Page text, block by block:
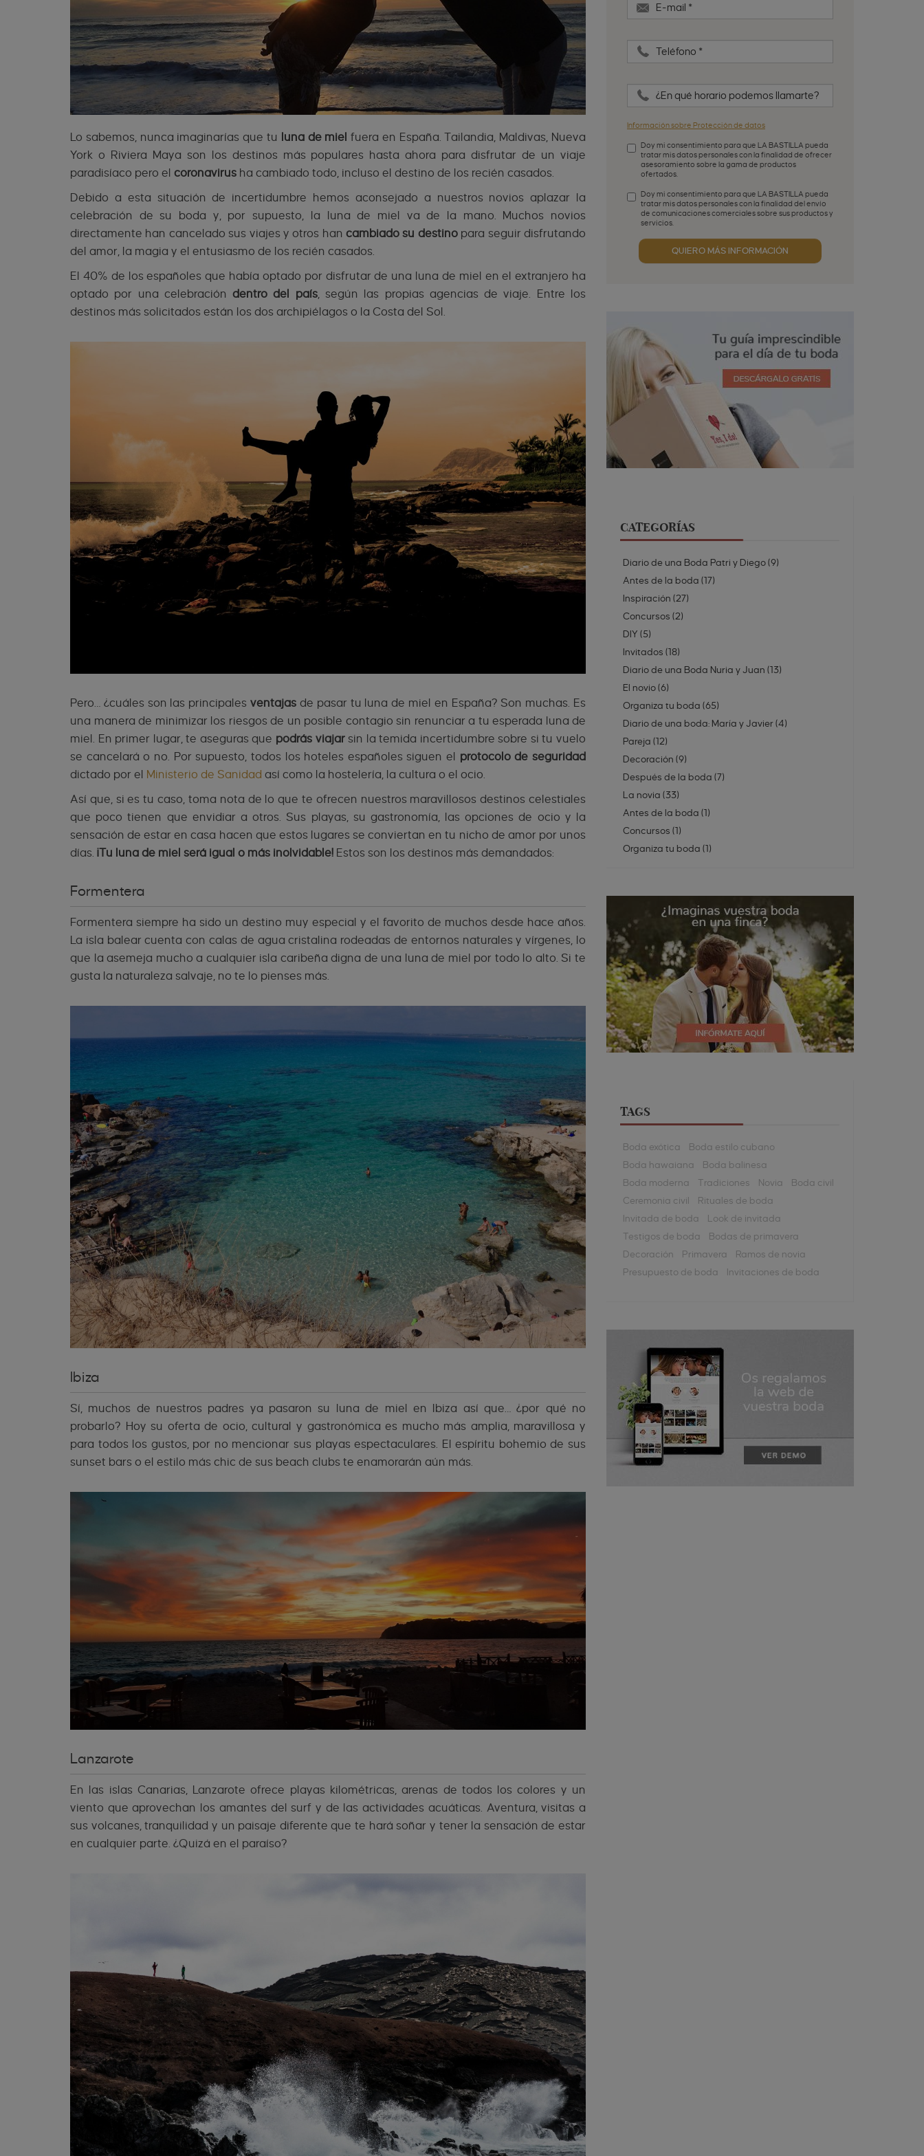
Lo sabemos, nunca imaginarías que tu luna de miel fuera en España. Tailandia, Maldivas, Nueva
York o Riviera Maya son los destinos más populares hasta ahora para disfrutar de un viaje
paradisíaco pero el coronavirus ha cambiado todo, incluso el destino de los recién casados.
Debido a esta situación de incertidumbre hemos aconsejado a nuestros novios aplazar la
celebración de su boda y, por supuesto, la luna de miel va de la mano. Muchos novios
directamente han cancelado sus viajes y otros hancambiado su destinopara seguir disfrutando
del amor, la magia y el entusiasmo de los recién casados.
El 40% de los españoles que había optado por disfrutar de una luna de miel en el extranjero ha
optado por una celebracióndentro del país, según las propias agencias de viaje. Entre los
destinos más solicitados están los dos archipiélagos o la Costa del Sol.
Pero… ¿cuáles son las principalesventajas de pasar tu luna de miel en España? Son muchas. Es
una manera de minimizar los riesgos de un posible contagio sin renunciar a tu esperada luna de
miel. En primer lugar, te aseguras que podrás viajarsin la temida incertidumbre sobre si tu vuelo
se cancelará o no. Por supuesto, todos los hoteles españoles siguen el protocolo de seguridad
dictado por el Ministerio de Sanidad así como la hostelería, la cultura o el ocio.
Así que, si es tu caso, toma nota de lo que te ofrecen nuestros maravillosos destinos celestiales
que poco tienen que envidiar a otros. Sus playas, su gastronomía, las opciones de ocio y la
sensación de estar en casa hacen que estos lugares se conviertan en tu nicho de amor por unos
días. ¡Tu luna de miel será igual o más inolvidable! Estos son los destinos más demandados:
Formentera
Formentera siempre ha sido un destino muy especial y el favorito de muchos desde hace años.
La isla balear cuenta con calas de agua cristalina rodeadas de entornos naturales y vírgenes, lo
que la asemeja mucho a cualquier isla caribeña digna de una luna de miel por todo lo alto. Si te
gusta la naturaleza salvaje, no te lo pienses más.
Ibiza
Sí, muchos de nuestros padres ya pasaron su luna de miel en Ibiza así que… ¿por qué no
probarlo? Hoy su oferta de ocio, cultural y gastronómica es mucho más amplia, maravillosa y
para todos los gustos, por no mencionar sus playas espectaculares. El espíritu bohemio de sus
sunset bars o el estilo más chic de sus beach clubs te enamorarán aún más.
Lanzarote
En las islas Canarias, Lanzarote ofrece playas kilométricas, arenas de todos los colores y un
viento que aprovechan los amantes del surf y de las actividades acuáticas. Aventura, visitas a
sus volcanes, tranquilidad y un paisaje diferente que te hará soñar y tener la sensación de estar
en cualquier parte. ¿Quizá en el paraíso?
E-mail *
Teléfono *
¿En qué horario podemos llamarte?
Información sobre Protección de datos
Doy mi consentimiento para que LA BASTILLA pueda
tratar mis datos personales con la finalidad de ofrecer
asesoramiento sobre la gama de productos
ofertados.
Aceptación de condiciones*
Doy mi consentimiento para que LA BASTILLA pueda
tratar mis datos personales con la finalidad del envío
de comunicaciones comerciales sobre sus productos y
servicios.
Aceptación publicidad
QUIERO MÁS INFORMACIÓN
CATEGORÍAS
Diario de una Boda Patri y Diego(9)
Antes de la boda (17)
Inspiración (27)
Concursos (2)
DIY (5)
Invitados (18)
Diario de una Boda Nuria y Juan (13)
El novio(6)
Organiza tu boda (65)
Diario de una boda: María y Javier(4)
Pareja (12)
Decoración (9)
Después de la boda (7)
La novia (33)
Antes de la boda (1)
Concursos (1)
Organiza tu boda (1)
TAGS
Boda exótica
Boda estilo cubano
Boda hawaiana
Boda balinesa
Boda moderna
Tradiciones Novia
Boda civil
Ceremonia civil
Rituales de boda
Invitada de boda
Look de invitada
Testigos de boda
Bodas de primavera
Decoración
Primavera
Ramos de novia
Presupuesto de boda
Invitaciones de boda